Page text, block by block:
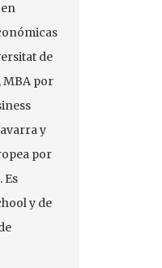
de
MBA por
y
por
Es
y de